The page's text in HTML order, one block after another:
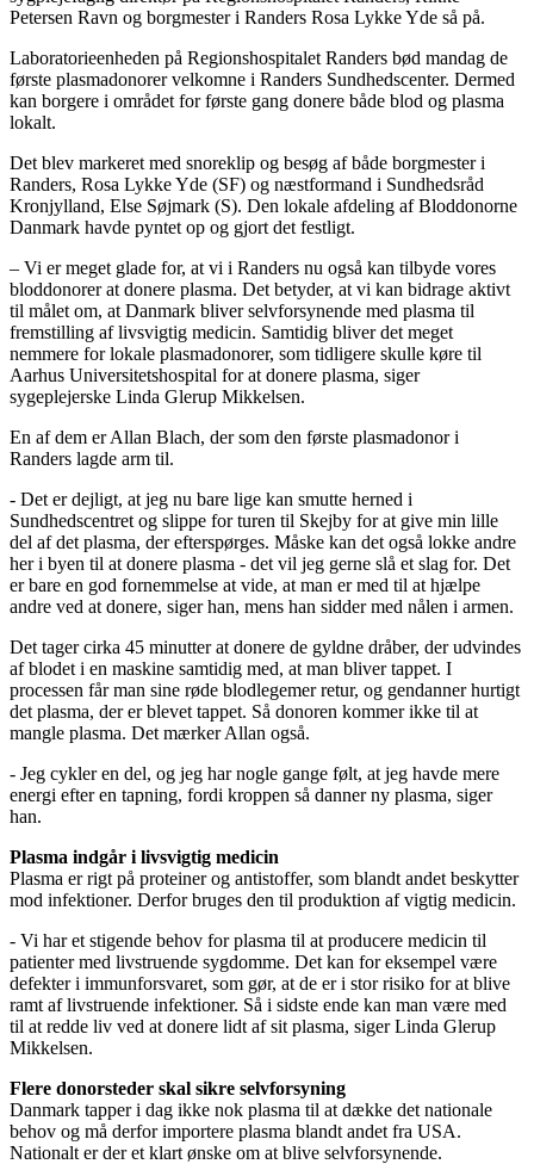
Petersen Ravn og borgmester i Randers Rosa Lykke Yde så på.
Laboratorieenheden på Regionshospitalet Randers bød mandag de
første plasmadonorer velkomne i Randers Sundhedscenter. Dermed
kan borgere i området for første gang donere både blod og plasma
lokalt.
Det blev markeret med snoreklip og besøg af både borgmester i
Randers, Rosa Lykke Yde (SF) og næstformand i Sundhedsråd
Kronjylland, Else Søjmark (S). Den lokale afdeling af Bloddonorne
Danmark havde pyntet op og gjort det festligt.
– Vi er meget glade for, at vi i Randers nu også kan tilbyde vores
bloddonorer at donere plasma. Det betyder, at vi kan bidrage aktivt
til målet om, at Danmark bliver selvforsynende med plasma til
fremstilling af livsvigtig medicin. Samtidig bliver det meget
nemmere for lokale plasmadonorer, som tidligere skulle køre til
Aarhus Universitetshospital for at donere plasma, siger
sygeplejerske Linda Glerup Mikkelsen.
En af dem er Allan Blach, der som den første plasmadonor i
Randers lagde arm til.
- Det er dejligt, at jeg nu bare lige kan smutte herned i
Sundhedscentret og slippe for turen til Skejby for at give min lille
del af det plasma, der efterspørges. Måske kan det også lokke andre
her i byen til at donere plasma - det vil jeg gerne slå et slag for. Det
er bare en god fornemmelse at vide, at man er med til at hjælpe
andre ved at donere, siger han, mens han sidder med nålen i armen.
Det tager cirka 45 minutter at donere de gyldne dråber, der udvindes
af blodet i en maskine samtidig med, at man bliver tappet. I
processen får man sine røde blodlegemer retur, og gendanner hurtigt
det plasma, der er blevet tappet. Så donoren kommer ikke til at
mangle plasma. Det mærker Allan også.
- Jeg cykler en del, og jeg har nogle gange følt, at jeg havde mere
energi efter en tapning, fordi kroppen så danner ny plasma, siger
han.
Plasma indgår i livsvigtig medicin
Plasma er rigt på proteiner og antistoffer, som blandt andet beskytter
mod infektioner. Derfor bruges den til produktion af vigtig medicin.
- Vi har et stigende behov for plasma til at producere medicin til
patienter med livstruende sygdomme. Det kan for eksempel være
defekter i immunforsvaret, som gør, at de er i stor risiko for at blive
ramt af livstruende infektioner. Så i sidste ende kan man være med
til at redde liv ved at donere lidt af sit plasma, siger Linda Glerup
Mikkelsen.
Flere donorsteder skal sikre selvforsyning
Danmark tapper i dag ikke nok plasma til at dække det nationale
behov og må derfor importere plasma blandt andet fra USA.
Nationalt er der et klart ønske om at blive selvforsynende.